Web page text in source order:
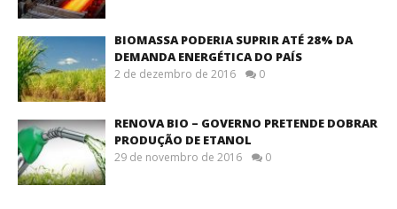
BIOMASSA PODERIA SUPRIR ATÉ 28% DA
DEMANDA ENERGÉTICA DO PAÍS
2 de dezembro de 2016 0
RENOVA BIO – GOVERNO PRETENDE DOBRAR
PRODUÇÃO DE ETANOL
29 de novembro de 2016 0